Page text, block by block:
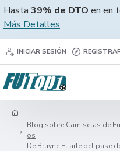
Hasta 39% de DTO en en
Más Detalles
INICIAR SESIÓN
Blog sobre Camisetas de
os
De Bruyne El arte del pase